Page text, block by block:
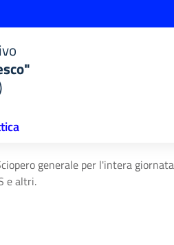
generale per l'intera
e altri.